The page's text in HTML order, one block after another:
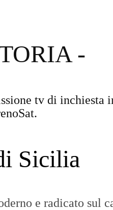
-
tv di inchiesta
Sicilia
e radicato sul